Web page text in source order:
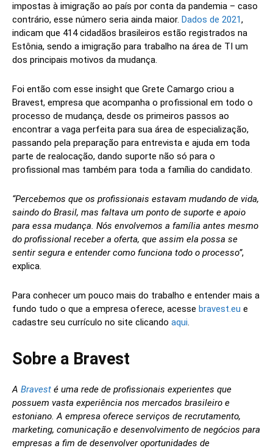
impostas à imigração ao país por conta da pandemia – caso
contrário, esse número seria ainda maior. Dados de 2021,
indicam que 414 cidadãos brasileiros estão registrados na
Estônia, sendo a imigração para trabalho na área de TI um
dos principais motivos da mudança.
Foi então com esse insight que Grete Camargo criou a
Bravest, empresa que acompanha o profissional em todo o
processo de mudança, desde os primeiros passos ao
encontrar a vaga perfeita para sua área de especialização,
passando pela preparação para entrevista e ajuda em toda
parte de realocação, dando suporte não só para o
profissional mas também para toda a família do candidato.
“Percebemos que os profissionais estavam mudando de vida,
saindo do Brasil, mas faltava um ponto de suporte e apoio
para essa mudança. Nós envolvemos a família antes mesmo
do profissional receber a oferta, que assim ela possa se
sentir segura e entender como funciona todo o processo”,
explica.
Para conhecer um pouco mais do trabalho e entender mais a
fundo tudo o que a empresa oferece, acesse bravest.eu e
cadastre seu currículo no site clicando aqui.
Sobre a Bravest
A Bravest é uma rede de profissionais experientes que
possuem vasta experiência nos mercados brasileiro e
estoniano. A empresa oferece serviços de recrutamento,
marketing, comunicação e desenvolvimento de negócios para
empresas a fim de desenvolver oportunidades de